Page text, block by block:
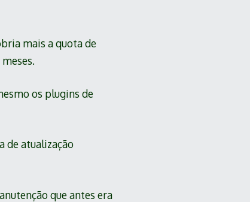
mais a quota de
os plugins de
de atualização
que antes era